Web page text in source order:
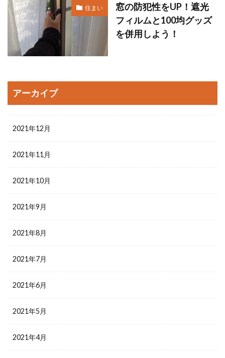
住まい
窓の防犯性をUP！遮光
フィルムと100均グッズ
を併用しよう！
アーカイブ
2021年12月
2021年11月
2021年10月
2021年9月
2021年8月
2021年7月
2021年6月
2021年5月
2021年4月